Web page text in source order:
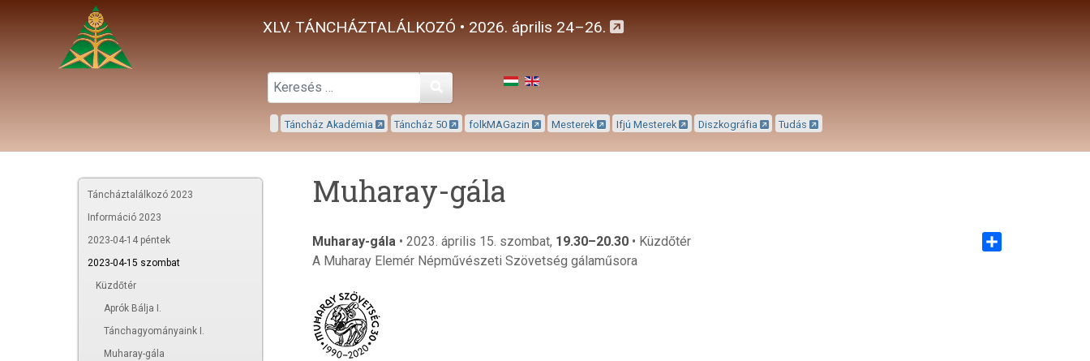
XLV. TÁNCHÁZTALÁLKOZÓ • 2026. április 24–26.
Keresés
Táncház Akadémia Táncház 50 folkMAGazin Mesterek Ifjú Mesterek Diszkográfia Tudás
Táncháztalálkozó 2023
Információ 2023
2023-04-14 péntek
2023-04-15 szombat
Küzdőtér
Aprók Bálja I.
Tánchagyományaink I.
Muharay-gála
Muharay-gála
Muharay-gála • 2023. április 15. szombat, 19.30–20.30 • Küzdőtér
A Muharay Elemér Népművészeti Szövetség gálaműsora